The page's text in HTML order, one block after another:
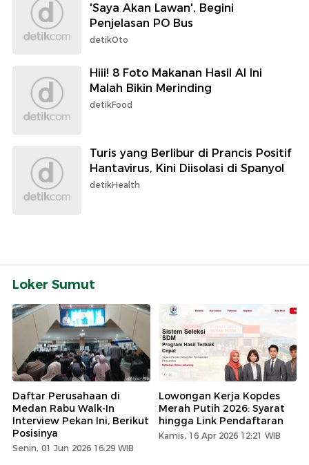
'Saya Akan Lawan', Begini
Penjelasan PO Bus
detikOto
Hiii! 8 Foto Makanan Hasil AI Ini
Malah Bikin Merinding
detikFood
Turis yang Berlibur di Prancis Positif
Hantavirus, Kini Diisolasi di Spanyol
detikHealth
Loker Sumut
Daftar Perusahaan di
Medan Rabu Walk-In
Interview Pekan Ini, Berikut
Posisinya
Senin, 01 Jun 2026 16:29 WIB
Lowongan Kerja Kopdes
Merah Putih 2026: Syarat
hingga Link Pendaftaran
Kamis, 16 Apr 2026 12:21 WIB